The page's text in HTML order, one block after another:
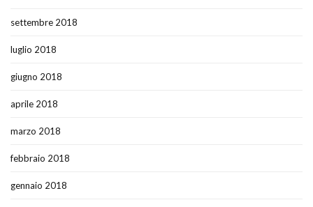
settembre 2018
luglio 2018
giugno 2018
aprile 2018
marzo 2018
febbraio 2018
gennaio 2018